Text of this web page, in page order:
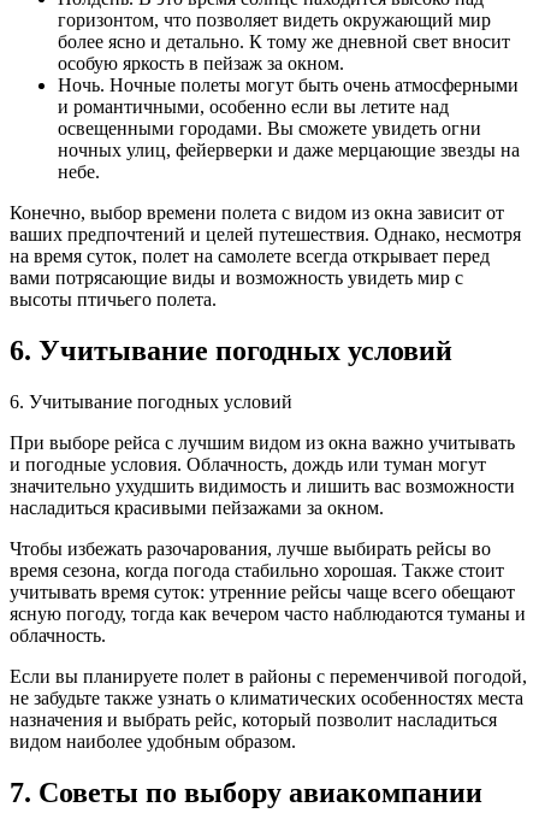
горизонтом, что позволяет видеть окружающий мир
более ясно и детально. К тому же дневной свет вносит
особую яркость в пейзаж за окном.
Ночь. Ночные полеты могут быть очень атмосферными
и романтичными, особенно если вы летите над
освещенными городами. Вы сможете увидеть огни
ночных улиц, фейерверки и даже мерцающие звезды на
небе.
Конечно, выбор времени полета с видом из окна зависит от
ваших предпочтений и целей путешествия. Однако, несмотря
на время суток, полет на самолете всегда открывает перед
вами потрясающие виды и возможность увидеть мир с
высоты птичьего полета.
6. Учитывание погодных условий
6. Учитывание погодных условий
При выборе рейса с лучшим видом из окна важно учитывать
и погодные условия. Облачность, дождь или туман могут
значительно ухудшить видимость и лишить вас возможности
насладиться красивыми пейзажами за окном.
Чтобы избежать разочарования, лучше выбирать рейсы во
время сезона, когда погода стабильно хорошая. Также стоит
учитывать время суток: утренние рейсы чаще всего обещают
ясную погоду, тогда как вечером часто наблюдаются туманы и
облачность.
Если вы планируете полет в районы с переменчивой погодой,
не забудьте также узнать о климатических особенностях места
назначения и выбрать рейс, который позволит насладиться
видом наиболее удобным образом.
7. Советы по выбору авиакомпании